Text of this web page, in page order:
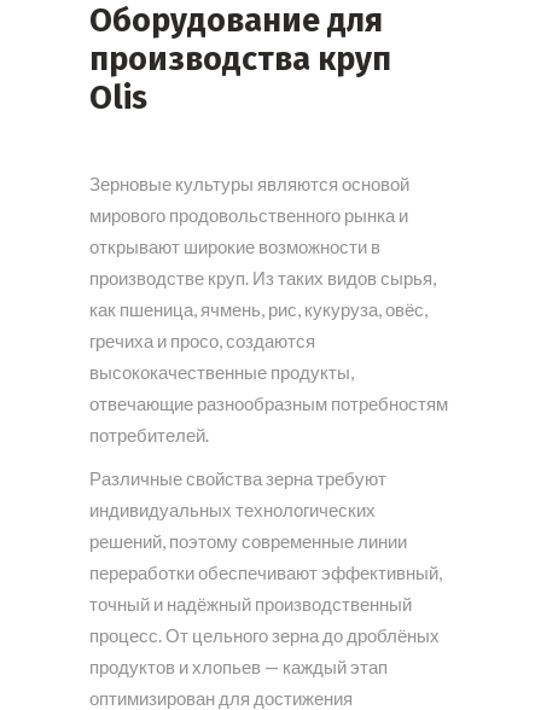
Оборудование для
производства круп
Olis
Зерновые культуры являются основой
мирового продовольственного рынка и
открывают широкие возможности в
производстве круп. Из таких видов сырья,
как пшеница, ячмень, рис, кукуруза, овёс,
гречиха и просо, создаются
высококачественные продукты,
отвечающие разнообразным потребностям
потребителей.
Различные свойства зерна требуют
индивидуальных технологических
решений, поэтому современные линии
переработки обеспечивают эффективный,
точный и надёжный производственный
процесс. От цельного зерна до дроблёных
продуктов и хлопьев — каждый этап
оптимизирован для достижения